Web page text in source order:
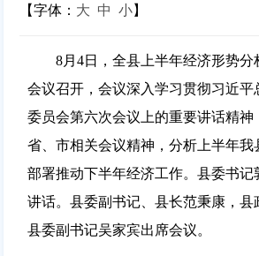
【字体： 大 中 小】
8月4日，全县上半年经济形势分
会议召开，会议深入学习贯彻习近平
委员会第六次会议上的重要讲话精神
省、市相关会议精神，分析上半年我
部署推动下半年经济工作。县委书记
讲话。县委副书记、县长范秉康，县
县委副书记吴家宾出席会议。